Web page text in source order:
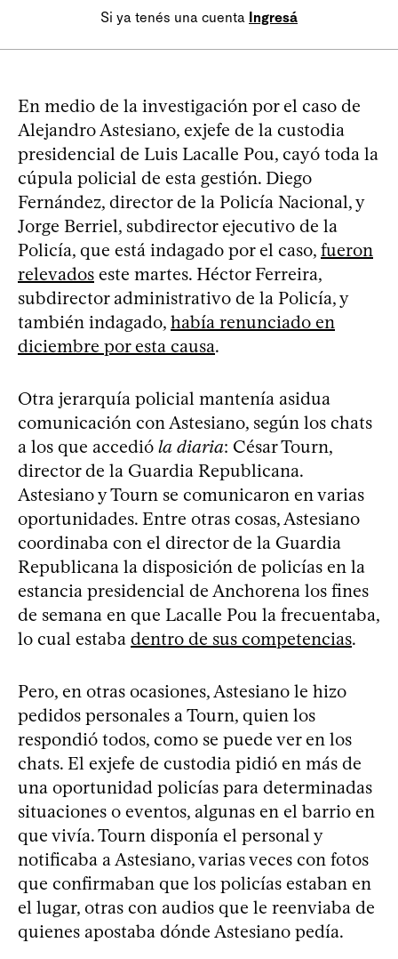
Si ya tenés una cuenta Ingresá
En medio de la investigación por el caso de
Alejandro Astesiano, exjefe de la custodia
presidencial de Luis Lacalle Pou, cayó toda la
cúpula policial de esta gestión. Diego
Fernández, director de la Policía Nacional, y
Jorge Berriel, subdirector ejecutivo de la
Policía, que está indagado por el caso, fueron
relevados este martes. Héctor Ferreira,
subdirector administrativo de la Policía, y
también indagado, había renunciado en
diciembre por esta causa.
Otra jerarquía policial mantenía asidua
comunicación con Astesiano, según los chats
a los que accedió la diaria: César Tourn,
director de la Guardia Republicana.
Astesiano y Tourn se comunicaron en varias
oportunidades. Entre otras cosas, Astesiano
coordinaba con el director de la Guardia
Republicana la disposición de policías en la
estancia presidencial de Anchorena los fines
de semana en que Lacalle Pou la frecuentaba,
lo cual estaba dentro de sus competencias.
Pero, en otras ocasiones, Astesiano le hizo
pedidos personales a Tourn, quien los
respondió todos, como se puede ver en los
chats. El exjefe de custodia pidió en más de
una oportunidad policías para determinadas
situaciones o eventos, algunas en el barrio en
que vivía. Tourn disponía el personal y
notificaba a Astesiano, varias veces con fotos
que confirmaban que los policías estaban en
el lugar, otras con audios que le reenviaba de
quienes apostaba dónde Astesiano pedía.